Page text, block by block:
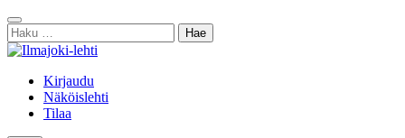
Skip
to
content
Sulje
haku
Haku:
Kirjaudu
Näköislehti
Tilaa